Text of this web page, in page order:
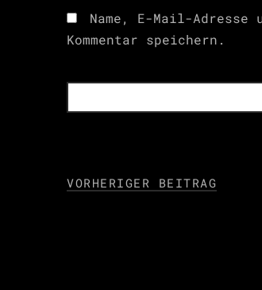
Name, E-Mail-
Kommentar speichern.
VORHERIGER BEITRAG